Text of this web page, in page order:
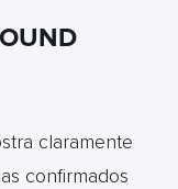
claramente
confirmados